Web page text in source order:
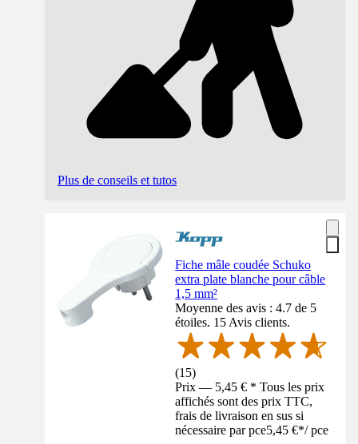
Plus de conseils et tutos
Fiche mâle coudée Schuko
extra plate blanche pour câble
1,5 mm²
Moyenne des avis : 4.7 de 5
étoiles. 15 Avis clients.
(15)
Prix — 5,45 € * Tous les prix
affichés sont des prix TTC,
frais de livraison en sus si
nécessaire par pce5,45 €*/ pce